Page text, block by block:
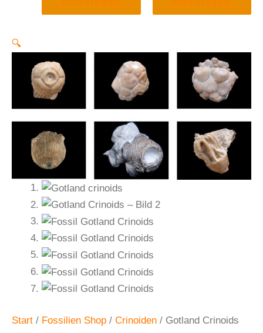
🔍
Start / Fossilien Shop / Crinoiden / Gotland Crinoids